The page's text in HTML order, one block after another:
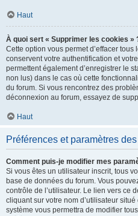
Haut
À quoi sert « Supprimer les cookies »
Cette option vous permet d’effacer
conservent votre authentification et
permettent également d’enregistrer le
non lus) dans le cas où cette
du forum. Si vous rencontrez des
déconnexion au forum, essayez de
Haut
Préférences et paramètres
Comment puis-je modifier mes
Si vous êtes un utilisateur inscrit, tous
base de données du forum. Vous
contrôle de l’utilisateur. Le lien vers ce
cliquant sur votre nom d’utilisateur
système vous permettra de modifier